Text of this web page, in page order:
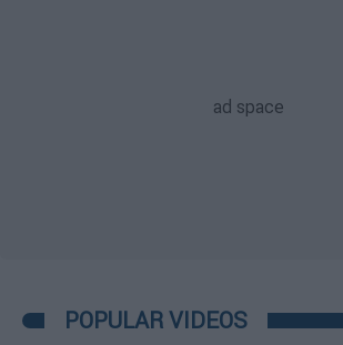
POPULAR VIDEOS